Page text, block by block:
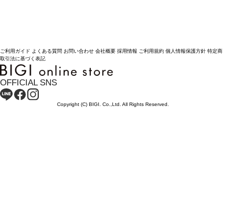
ご利用ガイド よくある質問 お問い合わせ 会社概要 採用情報 ご利用規約 個人情報保護方針 特定商
取引法に基づく表記
OFFICIAL SNS
Copyright (C) BIGI. Co.,Ltd. All Rights Reserved.